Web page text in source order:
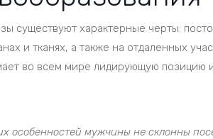
существуют характерные черты:
и тканях, а также на отдаленных
во всем мире лидирующую позицию
особенностей мужчины не склонны